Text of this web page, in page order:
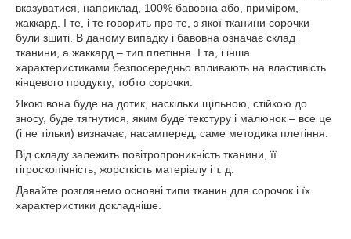
вказуватися, наприклад, 100% бавовна або, приміром,
жаккард. І те, і те говорить про те, з якої тканини сорочки
були зшиті. В даному випадку і бавовна означає склад
тканини, а жаккард – тип плетіння. І та, і інша
характеристиками безпосередньо впливають на властивість
кінцевого продукту, тобто сорочки.
Якою вона буде на дотик, наскільки щільною, стійкою до
зносу, буде тягнутися, яким буде текстуру і малюнок – все це
(і не тільки) визначає, насамперед, саме методика плетіння.
Від складу залежить повітропроникність тканини, її
гігроскопічність, жорсткість матеріалу і т. д.
Давайте розглянемо основні типи тканин для сорочок і їх
характеристики докладніше.